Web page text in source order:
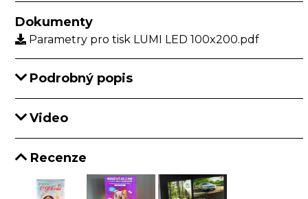
Dokumenty
Parametry pro tisk LUMI LED 100x200.pdf
Podrobný popis
Video
Recenze